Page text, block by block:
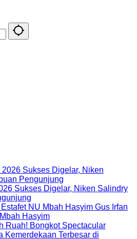
Sukses Digelar, Niken Salindry
Gus Irfan
Hasyim